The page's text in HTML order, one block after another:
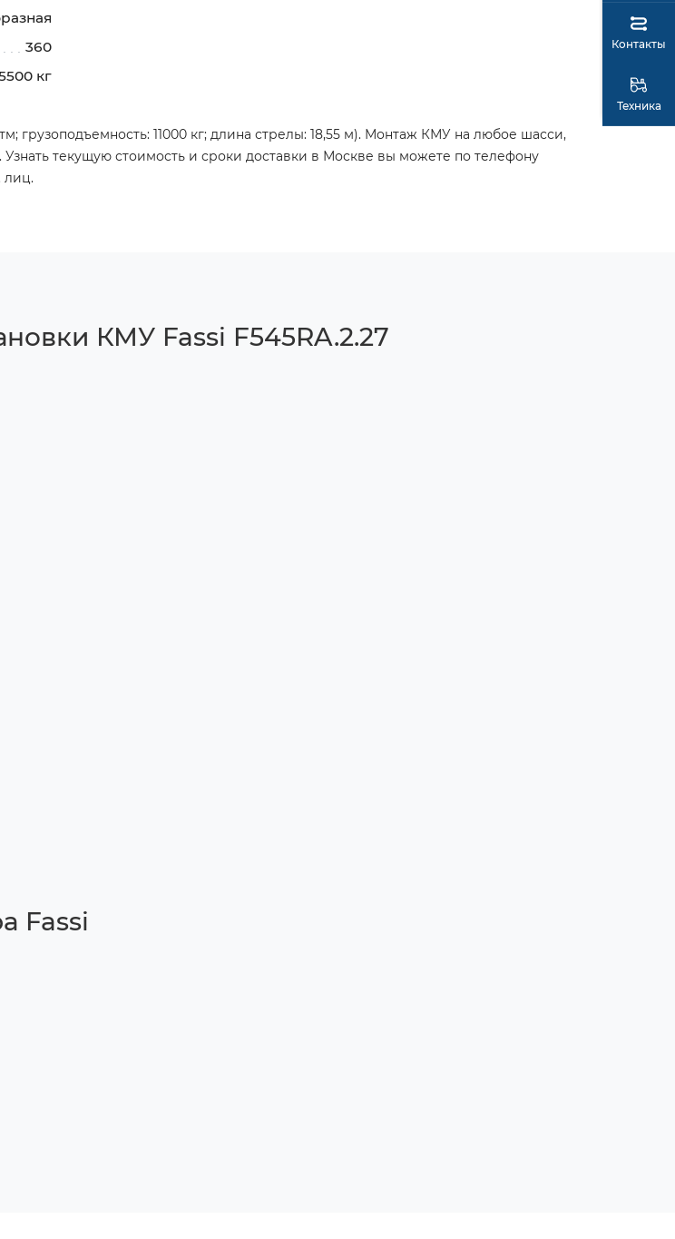
360
кг
грузоподъемность: 11000 кг; длина стрелы: 18,55 м). Монтаж КМУ на любое шасси,
текущую стоимость и сроки доставки в Москве вы можете по телефону
лиц.
КМУ Fassi F545RA.2.27
Fassi
Техника
Контакты